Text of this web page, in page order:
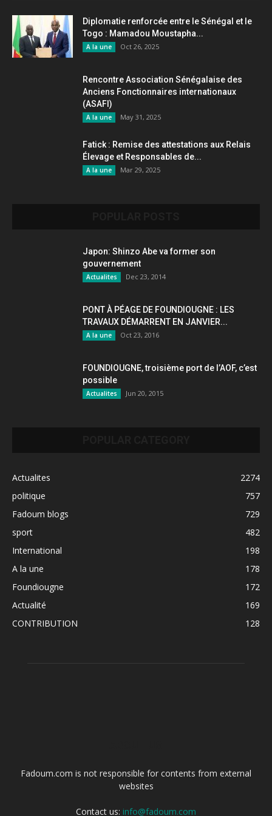
Diplomatie renforcée entre le Sénégal et le
Togo : Mamadou Moustapha...
A la une Oct 26, 2025
Rencontre Association Sénégalaise des
Anciens Fonctionnaires internationaux
(ASAFI)
A la une May 31, 2025
Fatick : Remise des attestations aux Relais
Élevage et Responsables de...
A la une Mar 29, 2025
Japon: Shinzo Abe va former son
gouvernement
Actualites Dec 23, 2014
PONT À PÉAGE DE FOUNDIOUGNE : LES
TRAVAUX DÉMARRENT EN JANVIER...
A la une Oct 23, 2016
FOUNDIOUGNE, troisième port de l’AOF, c’est
possible
Actualites Jun 20, 2015
Actualites
2274
politique
757
Fadoum blogs
729
sport
482
International
198
A la une
178
Foundiougne
172
Actualité
169
CONTRIBUTION
128
Fadoum.com is not responsible for contents from external
websites
Contact us: info@fadoum.com